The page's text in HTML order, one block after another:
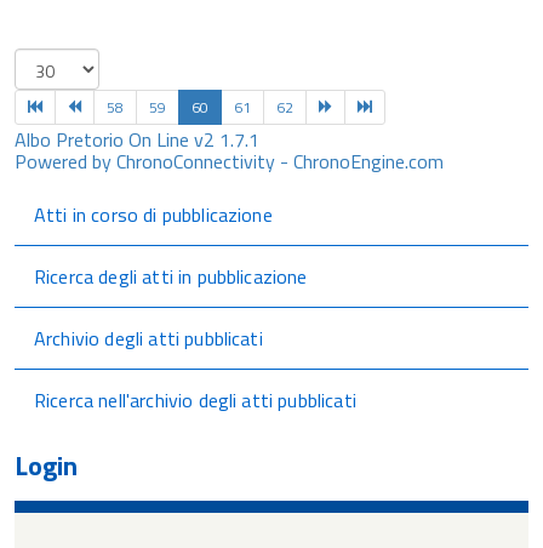
58 59 60 61 62
Albo Pretorio On Line v2 1.7.1
Powered by ChronoConnectivity - ChronoEngine.com
Atti in corso di pubblicazione
Ricerca degli atti in pubblicazione
Archivio degli atti pubblicati
Ricerca nell'archivio degli atti pubblicati
Login